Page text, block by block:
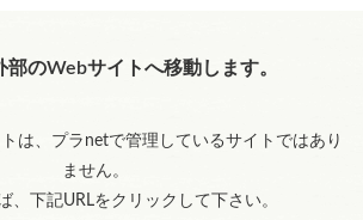
部のWebサイトへ移動します。
は、プラnetで管理しているサイトではあり
ません。
、下記URLをクリックして下さい。